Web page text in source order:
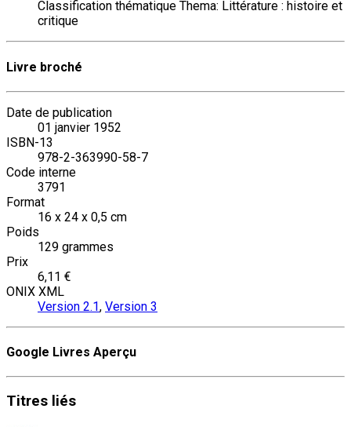
Classification thématique Thema: Littérature : histoire et
critique
Livre broché
Date de publication
01 janvier 1952
ISBN-13
978-2-363990-58-7
Code interne
3791
Format
16 x 24 x 0,5 cm
Poids
129 grammes
Prix
6,11 €
ONIX XML
Version 2.1, Version 3
Google Livres Aperçu
Titres liés